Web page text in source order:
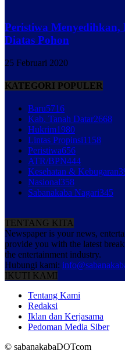
Peristiwa Menyedihkan,
Diatas Pohon
25 Februari 2020
KATEGORI POPULER
Baru5716
Kab. Tanah Datar2668
Hukrim1980
Lintas Propinsi1158
Peristiwa656
ATR/BPN444
Kesehatan & Kebugaran
Nasional358
Sabanakaba Nagari345
TENTANG KITA
Newspaper is your news,
provide you with the latest
the entertainment industry.
Hubungi kami:
IKUTI KAMI
Tentang Kami
Redaksi
Iklan dan Kerjasama
Pedoman Media Siber
© sabanakabaDOTcom